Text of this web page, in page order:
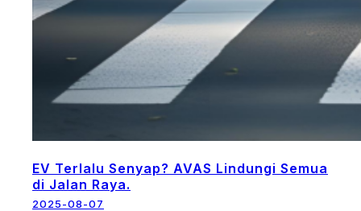
EV Terlalu Senyap? AVAS Lindungi Semua
di Jalan Raya.
2025-08-07